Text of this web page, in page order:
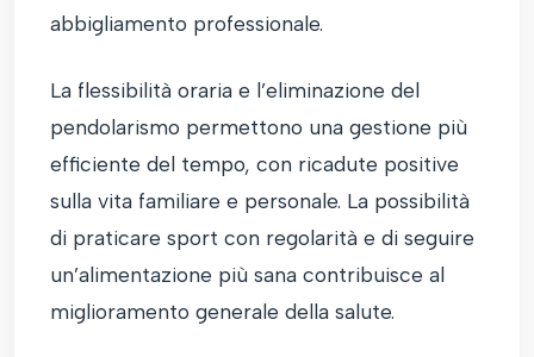
abbigliamento professionale.
La flessibilità oraria e l’eliminazione del
pendolarismo permettono una gestione più
efficiente del tempo, con ricadute positive
sulla vita familiare e personale. La possibilità
di praticare sport con regolarità e di seguire
un’alimentazione più sana contribuisce al
miglioramento generale della salute.